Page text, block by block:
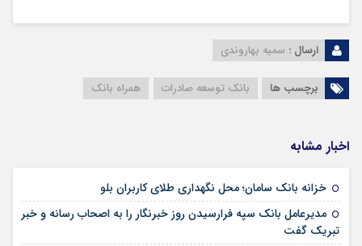
ارسال : سمیه بهاروندی
برچسب ها بانک توسعه صادرات همراه بانک
اخبار مشابه
خزانه بانک سامان؛ محل نگهداری طلای کاربران بلو
مدیرعامل بانک سپه فرارسیدن روز خبرنگار را به اصحاب رسانه و خبر
تبریک گفت